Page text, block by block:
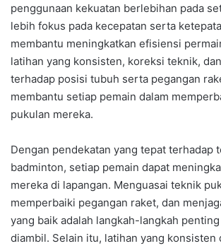
penggunaan kekuatan berlebihan pada
lebih fokus pada kecepatan serta
membantu meningkatkan efisiensi
latihan yang konsisten, koreksi teknik,
terhadap posisi tubuh serta pegangan
membantu setiap pemain dalam
pukulan mereka.
Dengan pendekatan yang tepat terhadap
badminton, setiap pemain dapat
mereka di lapangan. Menguasai teknik
memperbaiki pegangan raket, dan
yang baik adalah langkah-langkah
diambil. Selain itu, latihan yang konsisten